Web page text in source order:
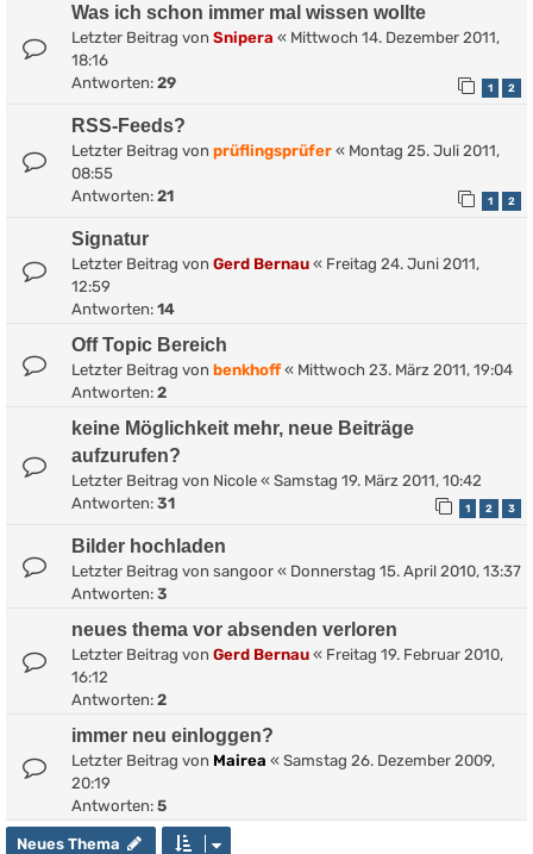
Was ich schon immer mal wissen wollte
Letzter Beitrag von Snipera « Mittwoch 14. Dezember 2011,
18:16
Antworten: 29 1 2
RSS-Feeds?
Letzter Beitrag von prüflingsprüfer « Montag 25. Juli 2011,
08:55
Antworten: 21 1 2
Signatur
Letzter Beitrag von Gerd Bernau « Freitag 24. Juni 2011,
12:59
Antworten: 14
Off Topic Bereich
Letzter Beitrag von benkhoff« Mittwoch 23. März 2011, 19:04
Antworten: 2
keine Möglichkeit mehr, neue Beiträge
aufzurufen?
Letzter Beitrag von Nicole « Samstag 19. März 2011, 10:42
Antworten: 31 1 2 3
Bilder hochladen
Letzter Beitrag von sangoor « Donnerstag 15. April 2010, 13:37
Antworten: 3
neues thema vor absenden verloren
Letzter Beitrag von Gerd Bernau « Freitag 19. Februar 2010,
16:12
Antworten: 2
immer neu einloggen?
Letzter Beitrag von Mairea « Samstag 26. Dezember 2009,
20:19
Antworten: 5
Neues Thema